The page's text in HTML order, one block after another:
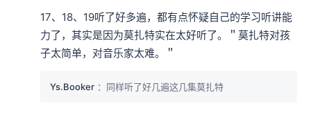
17、18、19听了好多遍，都有点怀疑自己的学习听讲能
力了，其实是因为莫扎特实在太好听了。＂莫扎特对孩
子太简单，对音乐家太难。＂
Ys.Booker ：同样听了好几遍这几集莫扎特